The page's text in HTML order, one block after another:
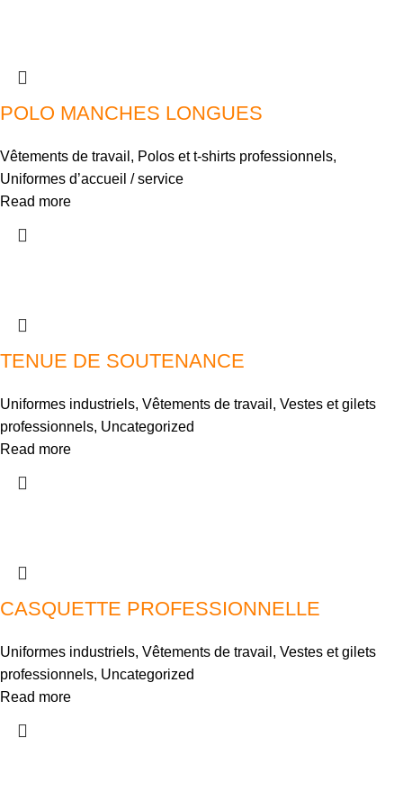
POLO MANCHES LONGUES
Vêtements de travail , Polos et t-shirts professionnels,
Uniformes d’accueil / service
Read more
TENUE DE SOUTENANCE
Uniformes industriels, Vêtements de travail , Vestes et gilets
professionnels, Uncategorized
Read more
CASQUETTE PROFESSIONNELLE
Uniformes industriels, Vêtements de travail , Vestes et gilets
professionnels, Uncategorized
Read more